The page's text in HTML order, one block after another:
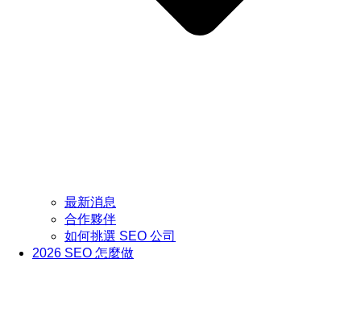
最新消息
合作夥伴
如何挑選 SEO 公司
2026 SEO 怎麼做